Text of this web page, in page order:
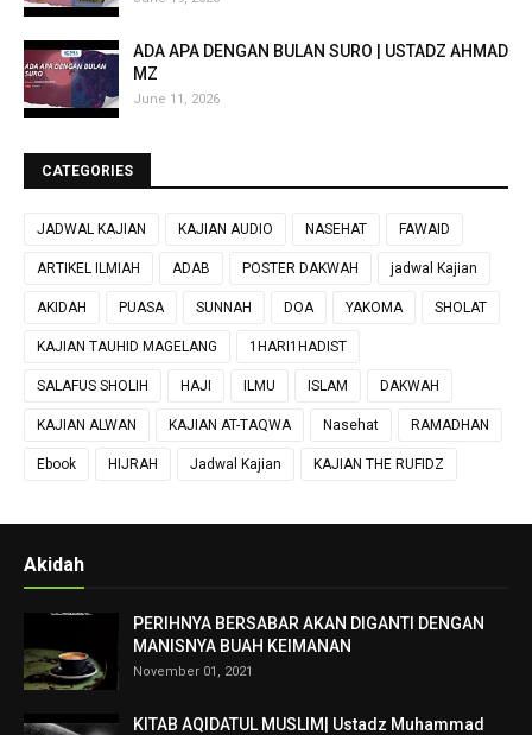
ADA APA DENGAN BULAN SURO | USTADZ AHMAD
MZ
June 11, 2026
CATEGORIES
JADWAL KAJIAN KAJIAN AUDIO NASEHAT FAWAID
ARTIKEL ILMIAH ADAB POSTER DAKWAH jadwal Kajian
AKIDAH PUASA SUNNAH DOA YAKOMA SHOLAT
KAJIAN TAUHID MAGELANG 1HARI1HADIST
SALAFUS SHOLIH HAJI ILMU ISLAM DAKWAH
KAJIAN ALWAN KAJIAN AT-TAQWA Nasehat RAMADHAN
Ebook HIJRAH Jadwal Kajian KAJIAN THE RUFIDZ
Akidah
PERIHNYA BERSABAR AKAN DIGANTI DENGAN
MANISNYA BUAH KEIMANAN
November 01, 2021
KITAB AQIDATUL MUSLIM| Ustadz Muhammad